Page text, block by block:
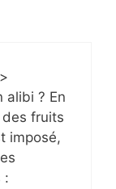
alibi ? En
fruits
imposé,
: